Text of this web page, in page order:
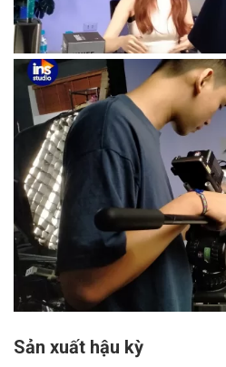
Sản xuất hậu kỳ